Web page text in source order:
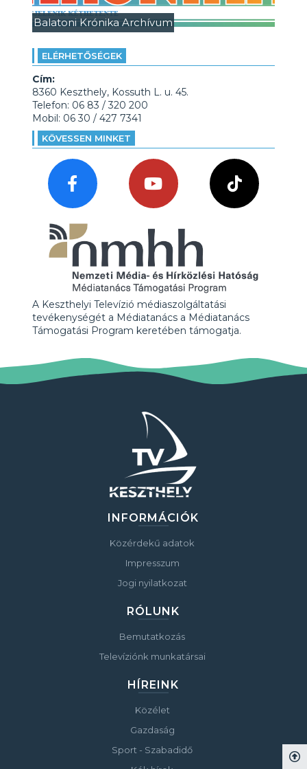
Balatoni Krónika Archívum
ELÉRHETŐSÉGEK
Cím:
8360 Keszthely, Kossuth L. u. 45.
Telefon: 06 83 / 320 200
Mobil: 06 30 / 427 7341
KÖVESSEN MINKET
A Keszthelyi Televízió médiaszolgáltatási
tevékenységét a Médiatanács a Médiatanács
Támogatási Program keretében támogatja.
INFORMÁCIÓK
Közérdekű adatok
Impresszum
Jogi nyilatkozat
RÓLUNK
Bemutatkozás
Televíziónk munkatársai
HÍREINK
Közélet
Gazdaság
Sport - Szabadidő